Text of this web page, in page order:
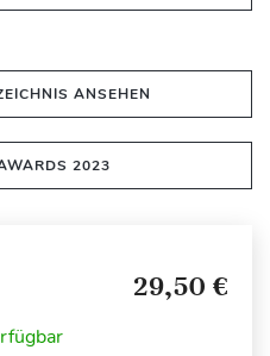
ANSEHEN
2023
29,50 €